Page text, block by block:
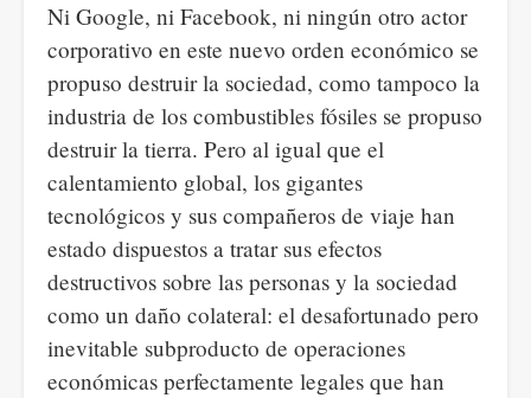
Ni Google, ni Facebook, ni ningún otro actor
corporativo en este nuevo orden económico se
propuso destruir la sociedad, como tampoco la
industria de los combustibles fósiles se propuso
destruir la tierra. Pero al igual que el
calentamiento global, los gigantes
tecnológicos y sus compañeros de viaje han
estado dispuestos a tratar sus efectos
destructivos sobre las personas y la sociedad
como un daño colateral: el desafortunado pero
inevitable subproducto de operaciones
económicas perfectamente legales que han